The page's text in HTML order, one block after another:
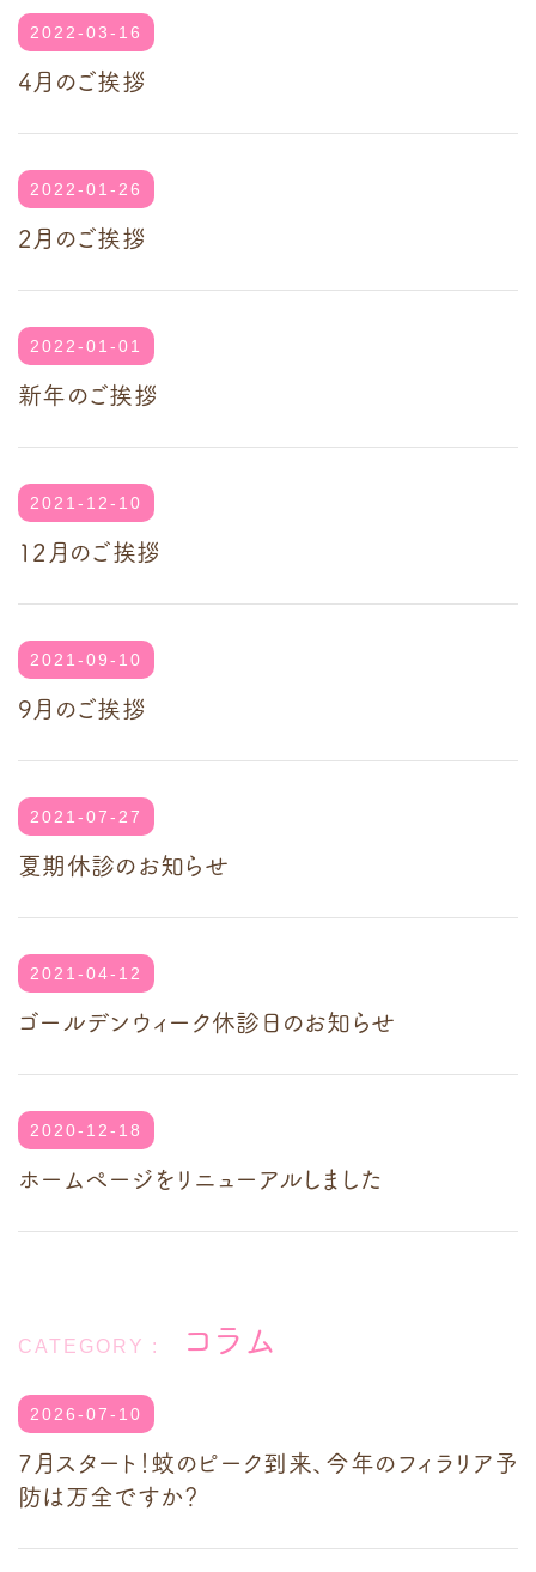
2022-03-16
4月のご挨拶
2022-01-26
2月のご挨拶
2022-01-01
新年のご挨拶
2021-12-10
12月のご挨拶
2021-09-10
9月のご挨拶
2021-07-27
夏期休診のお知らせ
2021-04-12
ゴールデンウィーク休診日のお知らせ
2020-12-18
ホームページをリニューアルしました
コラム
2026-07-10
7月スタート！蚊のピーク到来、今年のフィラリア予
防は万全ですか？